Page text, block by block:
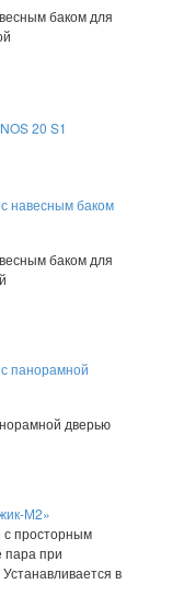
баком для
20 S1
навесным баком
баком для
панорамной
дверью
М2»
с просторным
при
в